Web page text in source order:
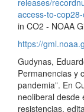
releases/
access-to-
in CO2 - NOAA
https://
Gudynas,
Permanencias y
pandemia”. En
neoliberal desde
resistencias,